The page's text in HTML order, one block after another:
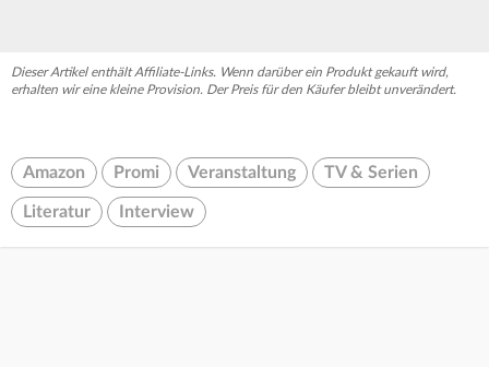
Dieser Artikel enthält Affiliate-Links. Wenn darüber ein Produkt gekauft wird,
erhalten wir eine kleine Provision. Der Preis für den Käufer bleibt unverändert.
Amazon Promi Veranstaltung TV & Serien
Literatur Interview